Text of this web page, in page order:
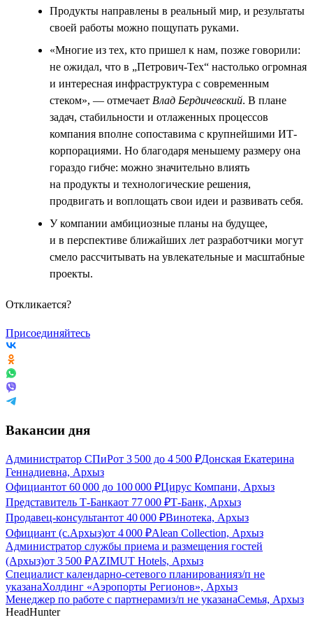
Продукты направлены в реальный мир, и результаты
своей работы можно пощупать руками.
«Многие из тех, кто пришел к нам, позже говорили:
не ожидал, что в „Петрович-Тех“ настолько огромная
и интересная инфраструктура с современным
стеком», — отмечает Влад Бердичевский. В плане
задач, стабильности и отлаженных процессов
компания вполне сопоставима с крупнейшими ИТ-
корпорациями. Но благодаря меньшему размеру она
гораздо гибче: можно значительно влиять
на продукты и технологические решения,
продвигать и воплощать свои идеи и развивать себя.
У компании амбициозные планы на будущее,
и в перспективе ближайших лет разработчики могут
смело рассчитывать на увлекательные и масштабные
проекты.
Откликается?
Присоединяйтесь
Вакансии дня
Администратор СПиРот 3 500 до 4 500 ₽Донская Екатерина
Геннадиевна, Архыз
Официантот 60 000 до 100 000 ₽Цирус Компани, Архыз
Представитель Т-Банкаот 77 000 ₽Т-Банк, Архыз
Продавец-консультантот 40 000 ₽Винотека, Архыз
Официант (с.Архыз)от 4 000 ₽Alean Collection, Архыз
Администратор службы приема и размещения гостей
(Архыз)от 3 500 ₽AZIMUT Hotels, Архыз
Специалист календарно-сетевого планированияз/п не
указанаХолдинг «Аэропорты Регионов», Архыз
Менеджер по работе с партнерамиз/п не указанаСемья, Архыз
HeadHunter